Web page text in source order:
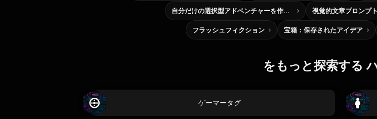
自分だけの選択型アドベンチャーを作ろう 視覚的文章プロンプト
フラッシュフィクション 宝箱：保存されたアイデア
をもっと探索する
ゲーマータグ